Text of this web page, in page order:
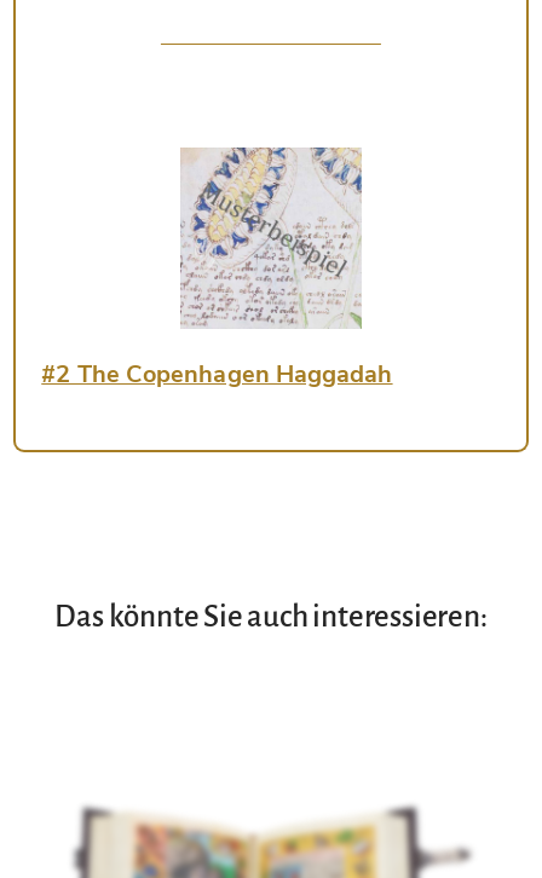
#2 The Copenhagen Haggadah
Das könnte Sie auch interessieren: